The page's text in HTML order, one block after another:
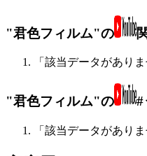
"君色フィルム"の
「該当データがありま
"君色フィルム"の #
「該当データがありま